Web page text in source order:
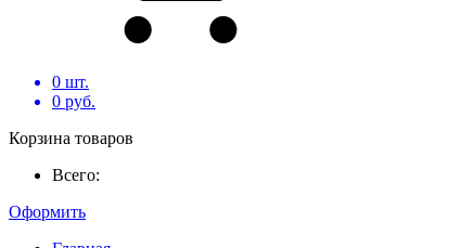
0 шт.
0 руб.
Корзина товаров
Всего:
Оформить